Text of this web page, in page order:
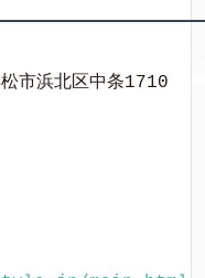
市浜北区中条1710